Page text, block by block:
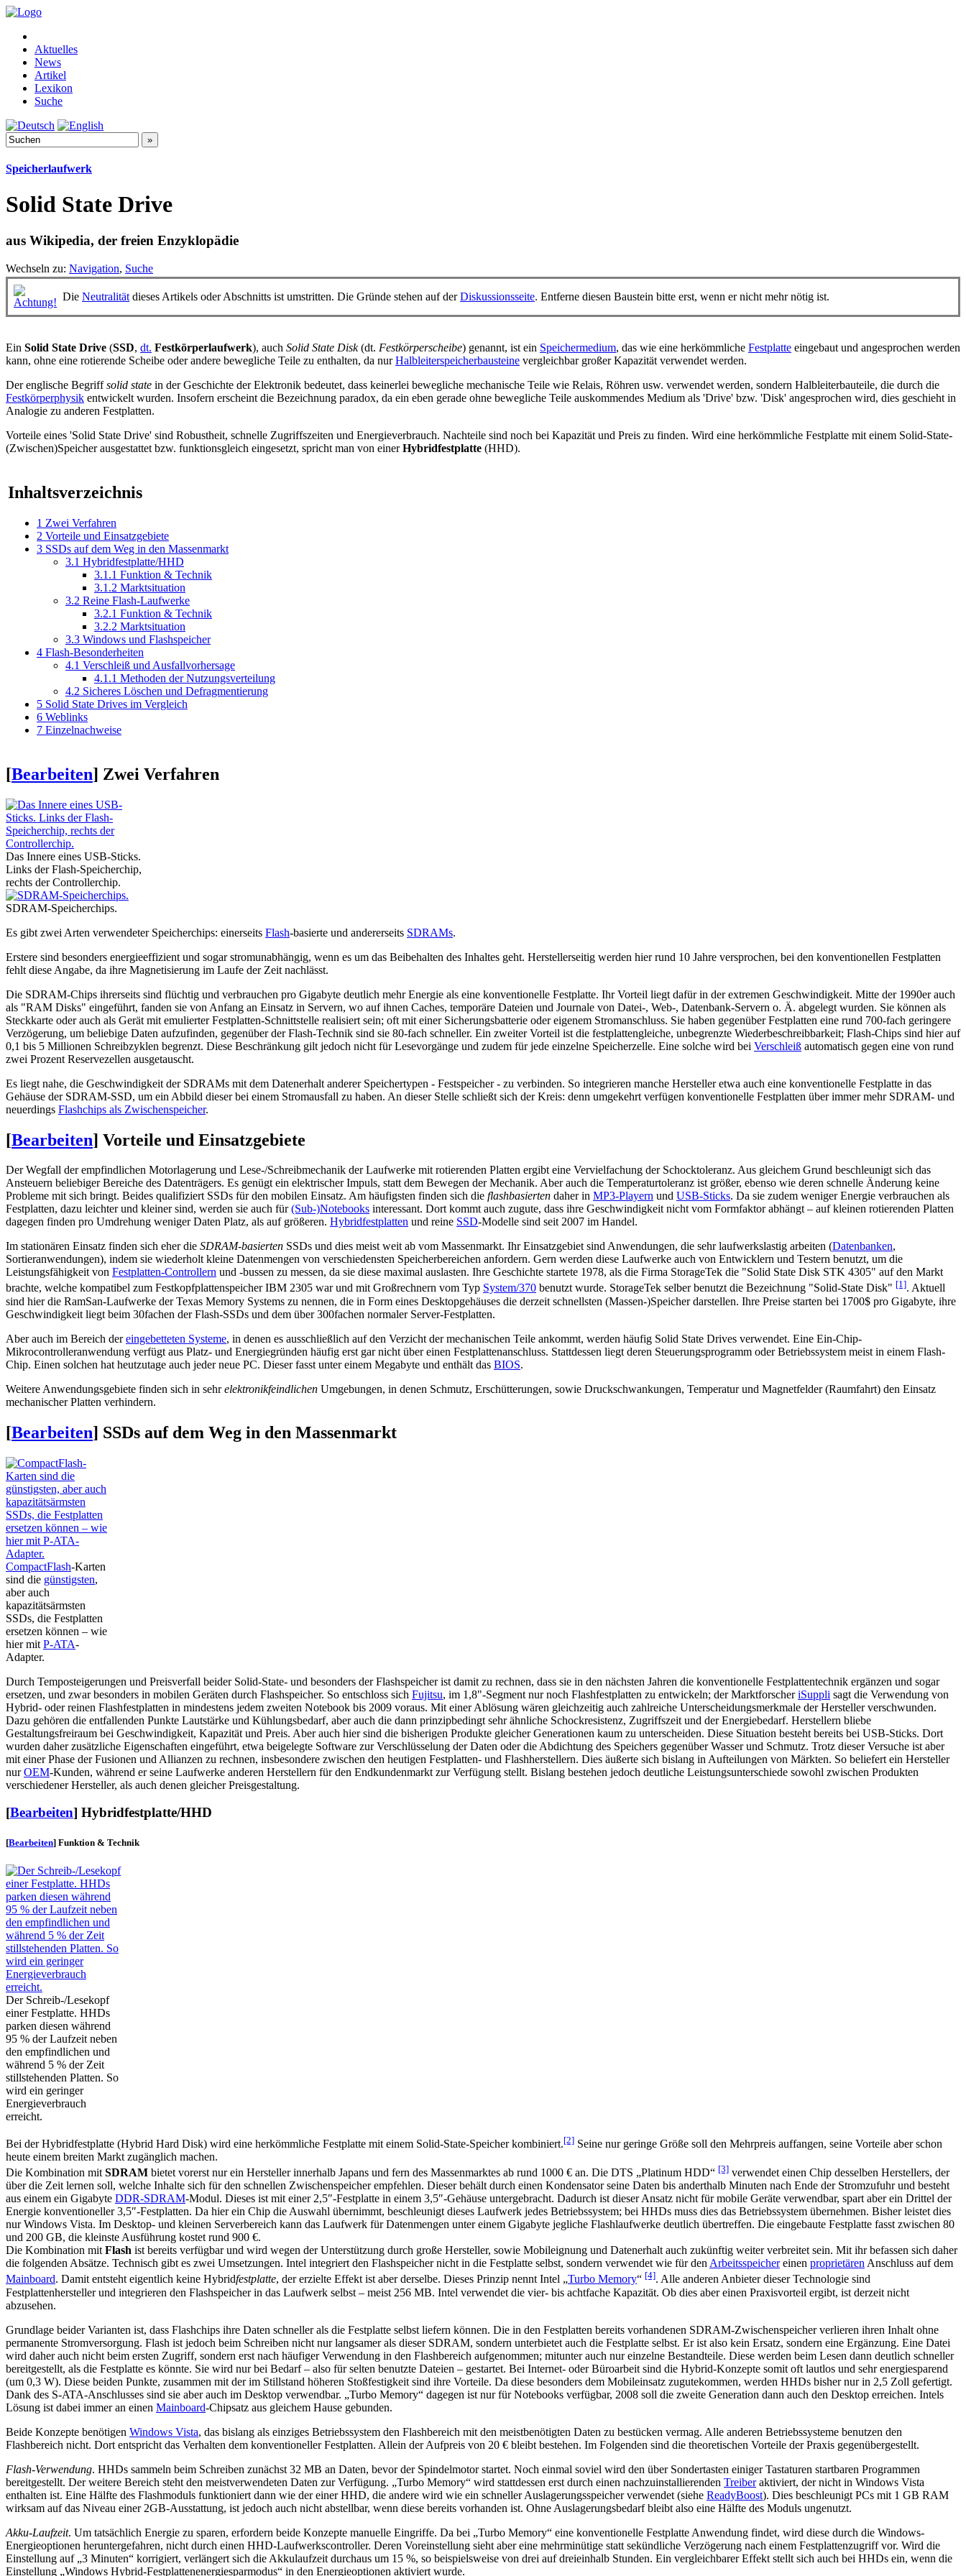
Aktuelles
News
Artikel
Lexikon
Suche
Speicherlaufwerk
Solid State Drive
aus Wikipedia, der freien Enzyklopädie
Wechseln zu: Navigation, Suche
Die Neutralität dieses Artikels oder Abschnitts ist umstritten. Die Gründe stehen auf derDiskussionsseite. Entferne diesen Baustein bitte erst, wenn er nicht mehr nötig ist.
Ein Solid State Drive (SSD, dt. Festkörperlaufwerk), auch Solid State Disk(dt. Festkörperscheibe) genannt, ist ein Speichermedium, das wie eine herkömmliche Festplatte eingebaut und angesprochen werden
kann, ohne eine rotierende Scheibe oder andere bewegliche Teile zu enthalten, da nurHalbleiterspeicherbausteine vergleichbar großer Kapazität verwendet werden.
Der englische Begriffsolid state in der Geschichte der Elektronik bedeutet, dass keinerlei bewegliche mechanische Teile wie Relais, Röhren usw. verwendet werden, sondern Halbleiterbauteile, die durch die
Festkörperphysik entwickelt wurden. Insofern erscheint die Bezeichnung paradox, da ein eben gerade ohne bewegliche Teile auskommendes Medium als 'Drive' bzw. 'Disk' angesprochen wird, dies geschieht in
Analogie zu anderen Festplatten.
Vorteile eines 'Solid State Drive' sind Robustheit, schnelle Zugriffszeiten und Energieverbrauch. Nachteile sind noch bei Kapazität und Preis zu finden. Wird eine herkömmliche Festplatte mit einem Solid-State-
(Zwischen)Speicher ausgestattet bzw. funktionsgleich eingesetzt, spricht man von einerHybridfestplatte (HHD).
Inhaltsverzeichnis
1 Zwei Verfahren
2 Vorteile und Einsatzgebiete
3 SSDs auf dem Weg in den Massenmarkt
3.1 Hybridfestplatte/HHD
3.1.1 Funktion & Technik
3.1.2 Marktsituation
3.2 Reine Flash-Laufwerke
3.2.1 Funktion & Technik
3.2.2 Marktsituation
3.3 Windows und Flashspeicher
4 Flash-Besonderheiten
4.1 Verschleiß und Ausfallvorhersage
4.1.1 Methoden der Nutzungsverteilung
4.2 Sicheres Löschen und Defragmentierung
5 Solid State Drives im Vergleich
6 Weblinks
7 Einzelnachweise
[Bearbeiten] Zwei Verfahren
Das Innere eines USB-Sticks.
Links der Flash-Speicherchip,
rechts der Controllerchip.
SDRAM-Speicherchips.
Es gibt zwei Arten verwendeter Speicherchips: einerseits Flash-basierte und andererseits SDRAMs.
Erstere sind besonders energieeffizient und sogar stromunabhängig, wenn es um das Beibehalten des Inhaltes geht. Herstellerseitig werden hier rund 10 Jahre versprochen, bei den konventionellen Festplatten
fehlt diese Angabe, da ihre Magnetisierung im Laufe der Zeit nachlässt.
Die SDRAM-Chips ihrerseits sind flüchtig und verbrauchen pro Gigabyte deutlich mehr Energie als eine konventionelle Festplatte. Ihr Vorteil liegt dafür in der extremen Geschwindigkeit. Mitte der 1990er auch
als "RAM Disks" eingeführt, fanden sie von Anfang an Einsatz in Servern, wo auf ihnen Caches, temporäre Dateien und Journale von Datei-, Web-, Datenbank-Servern o. Ä. abgelegt wurden. Sie können als
Steckkarte oder auch als Gerät mit emulierter Festplatten-Schnittstelle realisiert sein; oft mit einer Sicherungsbatterie oder eigenem Stromanschluss. Sie haben gegenüber Festplatten eine rund 700-fach geringere
Verzögerung, um beliebige Daten aufzufinden, gegenüber der Flash-Technik sind sie 80-fach schneller. Ein zweiter Vorteil ist die festplattengleiche, unbegrenzte Wiederbeschreibbarkeit; Flash-Chips sind hier auf
0,1 bis 5 Millionen Schreibzyklen begrenzt. Diese Beschränkung gilt jedoch nicht für Lesevorgänge und zudem für jede einzelne Speicherzelle. Eine solche wird bei Verschleiß automatisch gegen eine von rund
zwei Prozent Reservezellen ausgetauscht.
Es liegt nahe, die Geschwindigkeit der SDRAMs mit dem Datenerhalt anderer Speichertypen - Festspeicher - zu verbinden. So integrieren manche Hersteller etwa auch eine konventionelle Festplatte in das
Gehäuse der SDRAM-SSD, um ein Abbild dieser bei einem Stromausfall zu haben. An dieser Stelle schließt sich der Kreis: denn umgekehrt verfügen konventionelle Festplatten über immer mehr SDRAM- und
neuerdings Flashchips als Zwischenspeicher.
[Bearbeiten] Vorteile und Einsatzgebiete
Der Wegfall der empfindlichen Motorlagerung und Lese-/Schreibmechanik der Laufwerke mit rotierenden Platten ergibt eine Vervielfachung der Schocktoleranz. Aus gleichem Grund beschleunigt sich das
Ansteuern beliebiger Bereiche des Datenträgers. Es genügt ein elektrischer Impuls, statt dem Bewegen der Mechanik. Aber auch die Temperaturtoleranz ist größer, ebenso wie deren schnelle Änderung keine
Probleme mit sich bringt. Beides qualifiziert SSDs für den mobilen Einsatz. Am häufigsten finden sich die flashbasierten daher in MP3-Playern und USB-Sticks. Da sie zudem weniger Energie verbrauchen als
Festplatten, dazu leichter und kleiner sind, werden sie auch für(Sub-)Notebooks interessant. Dort kommt auch zugute, dass ihre Geschwindigkeit nicht vom Formfaktor abhängt – auf kleinen rotierenden Platten
dagegen finden pro Umdrehung weniger Daten Platz, als auf größeren. Hybridfestplatten und reine SSD-Modelle sind seit 2007 im Handel.
Im stationären Einsatz finden sich eher die SDRAM-basierten SSDs und dies meist weit ab vom Massenmarkt. Ihr Einsatzgebiet sind Anwendungen, die sehr laufwerkslastig arbeiten (Datenbanken,
Sortieranwendungen), indem sie wiederholt kleine Datenmengen von verschiedensten Speicherbereichen anfordern. Gern werden diese Laufwerke auch von Entwicklern und Testern benutzt, um die
Leistungsfähigkeit von Festplatten-Controllern und -bussen zu messen, da sie diese maximal auslasten. Ihre Geschichte startete 1978, als die Firma StorageTek die "Solid State Disk STK 4305" auf den Markt
brachte, welche kompatibel zum Festkopfplattenspeicher IBM 2305 war und mit Großrechnern vom Typ System/370 benutzt wurde. StorageTek selber benutzt die Bezeichnung "Solid-State Disk" [1]. Aktuell
sind hier die RamSan-Laufwerke der Texas Memory Systems zu nennen, die in Form eines Desktopgehäuses die derzeit schnellsten (Massen-)Speicher darstellen. Ihre Preise starten bei 1700$ pro Gigabyte, ihre
Geschwindigkeit liegt beim 30fachen der Flash-SSDs und dem über 300fachen normaler Server-Festplatten.
Aber auch im Bereich dereingebetteten Systeme, in denen es ausschließlich auf den Verzicht der mechanischen Teile ankommt, werden häufig Solid State Drives verwendet. Eine Ein-Chip-
Mikrocontrolleranwendung verfügt aus Platz- und Energiegründen häufig erst gar nicht über einen Festplattenanschluss. Stattdessen liegt deren Steuerungsprogramm oder Betriebssystem meist in einem Flash-
Chip. Einen solchen hat heutzutage auch jeder neue PC. Dieser fasst unter einem Megabyte und enthält das BIOS.
Weitere Anwendungsgebiete finden sich in sehrelektronikfeindlichen Umgebungen, in denen Schmutz, Erschütterungen, sowie Druckschwankungen, Temperatur und Magnetfelder (Raumfahrt) den Einsatz
mechanischer Platten verhindern.
[Bearbeiten] SSDs auf dem Weg in den Massenmarkt
CompactFlash-Karten
sind die günstigsten,
aber auch
kapazitätsärmsten
SSDs, die Festplatten
ersetzen können – wie
hier mit P-ATA-
Adapter.
Durch Temposteigerungen und Preisverfall beider Solid-State- und besonders der Flashspeicher ist damit zu rechnen, dass sie in den nächsten Jahren die konventionelle Festplattentechnik ergänzen und sogar
ersetzen, und zwar besonders in mobilen Geräten durch Flashspeicher. So entschloss sich Fujitsu, im 1,8"-Segment nur noch Flashfestplatten zu entwickeln; der MarktforscheriSuppli sagt die Verwendung von
Hybrid- oder reinen Flashfestplatten in mindestens jedem zweiten Notebook bis 2009 voraus. Mit einer Ablösung wären gleichzeitig auch zahlreiche Unterscheidungsmerkmale der Hersteller verschwunden.
Dazu gehören die entfallenden Punkte Lautstärke und Kühlungsbedarf, aber auch die dann prinzipbedingt sehr ähnliche Schockresistenz, Zugriffszeit und der Energiebedarf. Herstellern bliebe
Gestaltungsfreiraum bei Geschwindigkeit, Kapazität und Preis. Aber auch hier sind die bisherigen Produkte gleicher Generationen kaum zu unterscheiden. Diese Situation besteht bereits bei USB-Sticks. Dort
wurden daher zusätzliche Eigenschaften eingeführt, etwa beigelegte Software zur Verschlüsselung der Daten oder die Abdichtung des Speichers gegenüber Wasser und Schmutz. Trotz dieser Versuche ist aber
mit einer Phase der Fusionen und Allianzen zu rechnen, insbesondere zwischen den heutigen Festplatten- und Flashherstellern. Dies äußerte sich bislang in Aufteilungen von Märkten. So beliefert ein Hersteller
nurOEM-Kunden, während er seine Laufwerke anderen Herstellern für den Endkundenmarkt zur Verfügung stellt. Bislang bestehen jedoch deutliche Leistungsunterschiede sowohl zwischen Produkten
verschiedener Hersteller, als auch denen gleicher Preisgestaltung.
[Bearbeiten] Hybridfestplatte/HHD
[Bearbeiten] Funktion & Technik
Der Schreib-/Lesekopf
einer Festplatte. HHDs
parken diesen während
95 % der Laufzeit neben
den empfindlichen und
während 5 % der Zeit
stillstehenden Platten. So
wird ein geringer
Energieverbrauch
erreicht.
Bei der Hybridfestplatte (Hybrid Hard Disk) wird eine herkömmliche Festplatte mit einem Solid-State-Speicher kombiniert.[2] Seine nur geringe Größe soll den Mehrpreis auffangen, seine Vorteile aber schon
heute einem breiten Markt zugänglich machen.
Die Kombination mit SDRAM bietet vorerst nur ein Hersteller innerhalb Japans und fern des Massenmarktes ab rund 1000 € an. Die DTS „Platinum HDD“ [3] verwendet einen Chip desselben Herstellers, der
über die Zeit lernen soll, welche Inhalte sich für den schnellen Zwischenspeicher empfehlen. Dieser behält durch einen Kondensator seine Daten bis anderthalb Minuten nach Ende der Stromzufuhr und besteht
aus einem ein Gigabyte DDR-SDRAM-Modul. Dieses ist mit einer 2,5″-Festplatte in einem 3,5″-Gehäuse untergebracht. Dadurch ist dieser Ansatz nicht für mobile Geräte verwendbar, spart aber ein Drittel der
Energie konventioneller 3,5″-Festplatten. Da hier ein Chip die Auswahl übernimmt, beschleunigt dieses Laufwerk jedes Betriebssystem; bei HHDs muss dies das Betriebssystem übernehmen. Bisher leistet dies
nur Windows Vista. Im Desktop- und kleinen Serverbereich kann das Laufwerk für Datenmengen unter einem Gigabyte jegliche Flashlaufwerke deutlich übertreffen. Die eingebaute Festplatte fasst zwischen 80
und 200 GB, die kleinste Ausführung kostet rund 900 €.
Die Kombination mit Flash ist bereits verfügbar und wird wegen der Unterstützung durch große Hersteller, sowie Mobileignung und Datenerhalt auch zukünftig weiter verbreitet sein. Mit ihr befassen sich daher
die folgenden Absätze. Technisch gibt es zwei Umsetzungen. Intel integriert den Flashspeicher nicht in die Festplatte selbst, sondern verwendet wie für den Arbeitsspeichereinen proprietären Anschluss auf dem
Mainboard. Damit entsteht eigentlich keine Hybridfestplatte, der erzielte Effekt ist aber derselbe. Dieses Prinzip nennt Intel „Turbo Memory“ [4]. Alle anderen Anbieter dieser Technologie sind
Festplattenhersteller und integrieren den Flashspeicher in das Laufwerk selbst – meist 256 MB. Intel verwendet die vier- bis achtfache Kapazität. Ob dies aber einen Praxisvorteil ergibt, ist derzeit nicht
abzusehen.
Grundlage beider Varianten ist, dass Flashchips ihre Daten schneller als die Festplatte selbst liefern können. Die in den Festplatten bereits vorhandenen SDRAM-Zwischenspeicher verlieren ihren Inhalt ohne
permanente Stromversorgung. Flash ist jedoch beim Schreiben nicht nur langsamer als dieser SDRAM, sondern unterbietet auch die Festplatte selbst. Er ist also kein Ersatz, sondern eine Ergänzung. Eine Datei
wird daher auch nicht beim ersten Zugriff, sondern erst nach häufiger Verwendung in den Flashbereich aufgenommen; mitunter auch nur einzelne Bestandteile. Diese werden beim Lesen dann deutlich schneller
bereitgestellt, als die Festplatte es könnte. Sie wird nur bei Bedarf – also für selten benutzte Dateien – gestartet. Bei Internet- oder Büroarbeit sind die Hybrid-Konzepte somit oft lautlos und sehr energiesparend
(um 0,3 W). Diese beiden Punkte, zusammen mit der im Stillstand höheren Stoßfestigkeit sind ihre Vorteile. Da diese besonders dem Mobileinsatz zugutekommen, werden HHDs bisher nur in 2,5 Zoll gefertigt.
Dank des S-ATA-Anschlusses sind sie aber auch im Desktop verwendbar. „Turbo Memory“ dagegen ist nur für Notebooks verfügbar, 2008 soll die zweite Generation dann auch den Desktop erreichen. Intels
Lösung ist dabei immer an einen Mainboard-Chipsatz aus gleichem Hause gebunden.
Beide Konzepte benötigen Windows Vista, das bislang als einziges Betriebssystem den Flashbereich mit den meistbenötigten Daten zu bestücken vermag. Alle anderen Betriebssysteme benutzen den
Flashbereich nicht. Dort entspricht das Verhalten dem konventioneller Festplatten. Allein der Aufpreis von 20 € bleibt bestehen. Im Folgenden sind die theoretischen Vorteile der Praxis gegenübergestellt.
Flash-Verwendung. HHDs sammeln beim Schreiben zunächst 32 MB an Daten, bevor der Spindelmotor startet. Noch einmal soviel wird den über Sondertasten einiger Tastaturen startbaren Programmen
bereitgestellt. Der weitere Bereich steht den meistverwendeten Daten zur Verfügung. „Turbo Memory“ wird stattdessen erst durch einen nachzuinstallierenden Treiberaktiviert, der nicht in Windows Vista
enthalten ist. Eine Hälfte des Flashmoduls funktioniert dann wie der einer HHD, die andere wird wie ein schneller Auslagerungsspeicher verwendet (siehe ReadyBoost). Dies beschleunigt PCs mit 1 GB RAM
wirksam auf das Niveau einer 2GB-Ausstattung, ist jedoch auch nicht abstellbar, wenn diese bereits vorhanden ist. Ohne Auslagerungsbedarf bleibt also eine Hälfte des Moduls ungenutzt.
Akku-Laufzeit. Um tatsächlich Energie zu sparen, erfordern beide Konzepte manuelle Eingriffe. Da bei „Turbo Memory“ eine konventionelle Festplatte Anwendung findet, wird diese durch die Windows-
Energieoptionen heruntergefahren, nicht durch einen HHD-Laufwerkscontroller. Deren Voreinstellung sieht aber eine mehrminütige statt sekündliche Verzögerung nach einem Festplattenzugriff vor. Wird die
Einstellung auf „3 Minuten“ korrigiert, verlängert sich die Akkulaufzeit durchaus um 15 %, so beispielsweise von drei auf dreieinhalb Stunden. Ein vergleichbarer Effekt stellt sich auch bei HHDs ein, wenn die
Einstellung „Windows Hybrid-Festplattenenergiesparmodus“ in den Energieoptionen aktiviert wurde.